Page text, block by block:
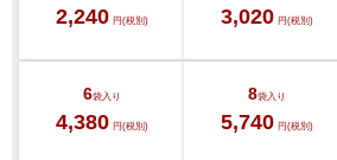
2,240 円(税別) 3,020 円(税別)
6袋入り
4,380 円(税別)
8袋入り
5,740 円(税別)